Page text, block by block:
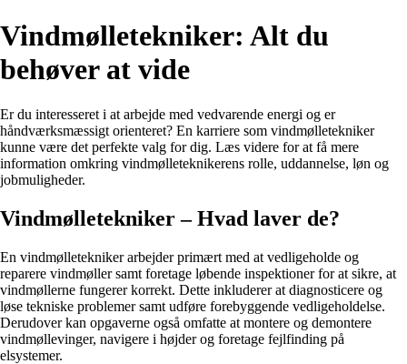
Vindmølletekniker: Alt du
behøver at vide
Er du interesseret i at arbejde med vedvarende energi og er
håndværksmæssigt orienteret? En karriere som vindmølletekniker
kunne være det perfekte valg for dig. Læs videre for at få mere
information omkring vindmølleteknikerens rolle, uddannelse, løn og
jobmuligheder.
Vindmølletekniker – Hvad laver de?
En vindmølletekniker arbejder primært med at vedligeholde og
reparere vindmøller samt foretage løbende inspektioner for at sikre, at
vindmøllerne fungerer korrekt. Dette inkluderer at diagnosticere og
løse tekniske problemer samt udføre forebyggende vedligeholdelse.
Derudover kan opgaverne også omfatte at montere og demontere
vindmøllevinger, navigere i højder og foretage fejlfinding på
elsystemer.